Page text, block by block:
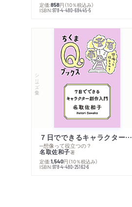
定価:858円 （10％税込み）
ISBN:978-4-480-68445-5
シリーズ・全集
７日でできるキャラクター創作入門
─想像って役立つの？
名取佐和子著
定価:1,540円 （10％税込み）
ISBN:978-4-480-25162-6